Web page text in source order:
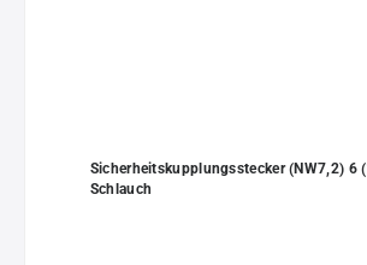
Sicherheitskupplungsstecker (NW7,2) 6
Schlauch